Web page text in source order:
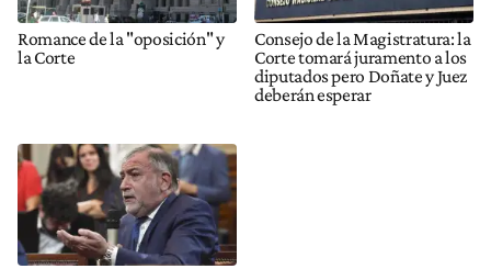
Romance de la "oposición" y
la Corte
Consejo de la Magistratura: la
Corte tomará juramento a los
diputados pero Doñate y Juez
deberán esperar